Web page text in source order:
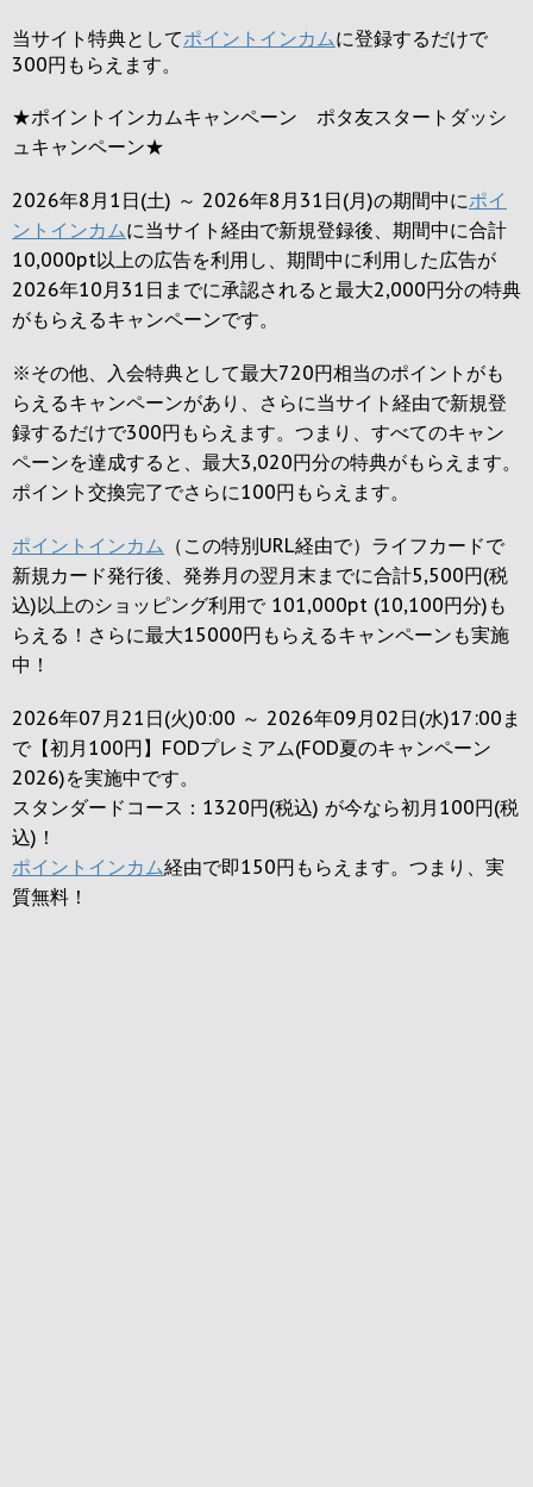
当サイト特典としてポイントインカムに登録するだけで
300円 もらえます。
★ポイントインカムキャンペーン ポタ友スタートダッシ
ュキャンペーン★
2026年8月1日(土) ～ 2026年8月31日(月)の期間中にポイ
ントインカムに当サイト経由で新規登録後、期間中に合計
10,000pt以上の広告を利用し、期間中に利用した広告が
2026年10月31日までに承認されると最大2,000円分の特典
がもらえるキャンペーンです。
※その他、入会特典として最大720円相当のポイントがも
らえるキャンペーンがあり、さらに当サイト経由で新規登
録するだけで300円 もらえます。つまり、すべてのキャン
ペーンを達成すると、最大3,020円分の特典がもらえます。
ポイント交換完了でさらに100円 もらえます。
ポイントインカム （この特別URL経由で）ライフカードで
新規カード発行後、発券月の翌月末までに合計5,500円(税
込)以上のショッピング利用で 101,000pt (10,100円分)も
らえる！さらに最大15000円もらえるキャンペーンも実施
中！
2026年07月21日(火)0:00 ～ 2026年09月02日(水)17:00ま
で【初月100円】FODプレミアム(FOD夏のキャンペーン
2026)を実施中です。
スタンダードコース：1320円(税込) が今なら初月100円(税
込)！
ポイントインカム経由で即150円もらえます。つまり、実
質無料！